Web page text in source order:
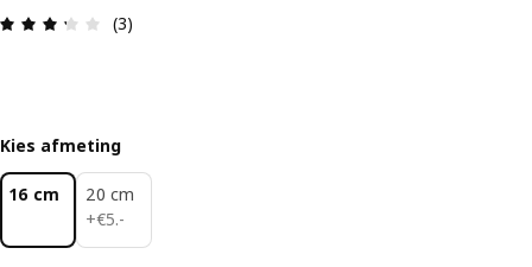
Review: 3.3 van 5 sterren. Totaal beoordelingen:
(3)
Kies afmeting
16 cm
20 cm
+€5.-
€ 5.-